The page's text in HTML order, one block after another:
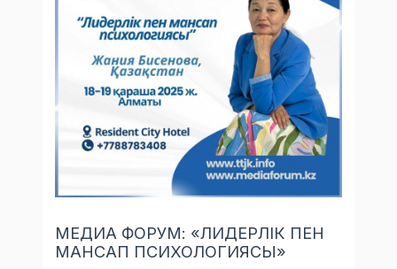
МЕДИА ФОРУМ: «ЛИДЕРЛІК ПЕН
МАНСАП ПСИХОЛОГИЯСЫ»